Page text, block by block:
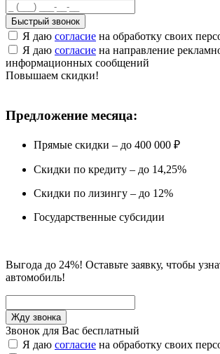
Быстрый звонок
Я даю согласие на обработку своих
Я даю согласие на направление
информационных сообщений
Повышаем скидки!
Предложение месяца:
Прямые скидки – до 400 000 ₽
Скидки по кредиту – до 14,25%
Скидки по лизингу – до 12%
Государственные субсидии
Выгода до 24%! Оставьте заявку, чтобы
автомобиль!
Звонок для Вас бесплатный
Я даю согласие на обработку своих